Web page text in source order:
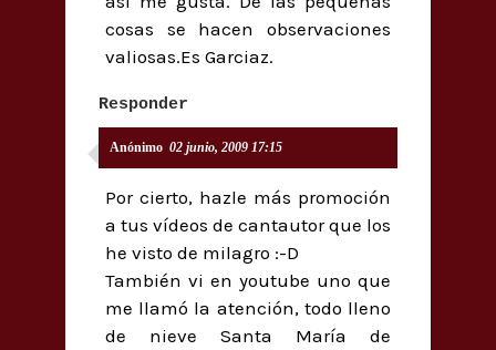
cosas se hacen observaciones
valiosas.Es Garciaz.
Responder
Anónimo 02 junio, 2009 17:15
Por cierto, hazle más promoción
a tus vídeos de cantautor que los
he visto de milagro :-D
También vi en youtube uno que
me llamó la atención, todo lleno
de nieve Santa María de